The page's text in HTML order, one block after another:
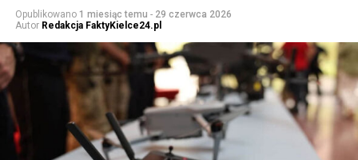
Opublikowano 1 miesiąc temu - 29 czerwca 2026
Autor Redakcja FaktyKielce24.pl